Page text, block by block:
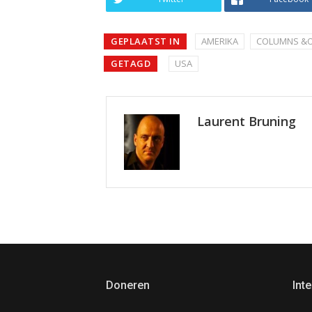
GEPLAATST IN AMERIKA
COLUMNS
GETAGD
USA
Laurent Bruning
Doneren